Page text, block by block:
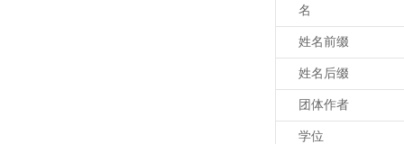
名
姓名前缀
姓名后缀
团体作者
学位